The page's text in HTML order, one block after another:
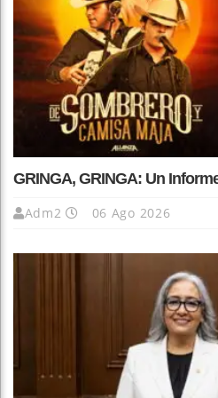
GRINGA, GRINGA: Un
Adm2 06 Ago 2026